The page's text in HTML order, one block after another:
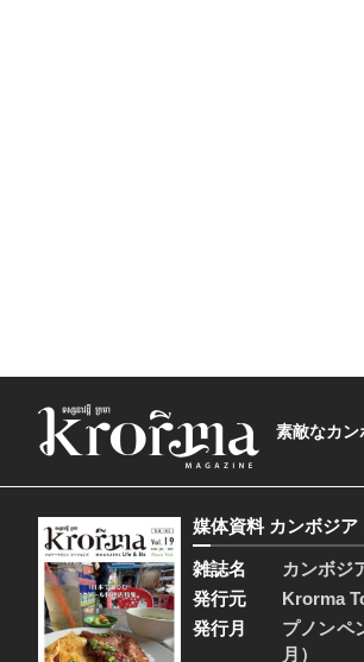
素敵なカ
媒体資料 カンボジ
雑誌名
カンボジ
発行元
Krorma
発行月
プノンペ
月）